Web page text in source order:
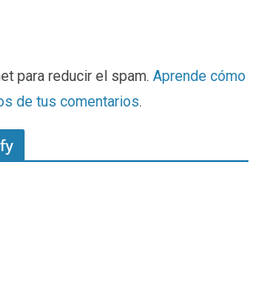
para reducir el spam. Aprende cómo
de tus comentarios.